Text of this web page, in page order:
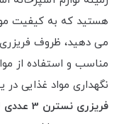
هستید که به کیفیت
می دهید، ظروف فریزری
مناسب و استفاده از
نگهداری مواد غذایی
فریزری نسترن 3 عددی لیمون